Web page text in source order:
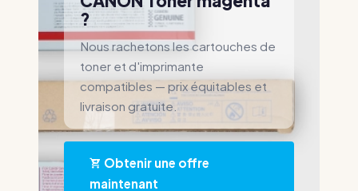
?
Nous rachetons les cartouches de
toner et d'imprimante
compatibles — prix équitables et
livraison gratuite.
Obtenir une offre
maintenant